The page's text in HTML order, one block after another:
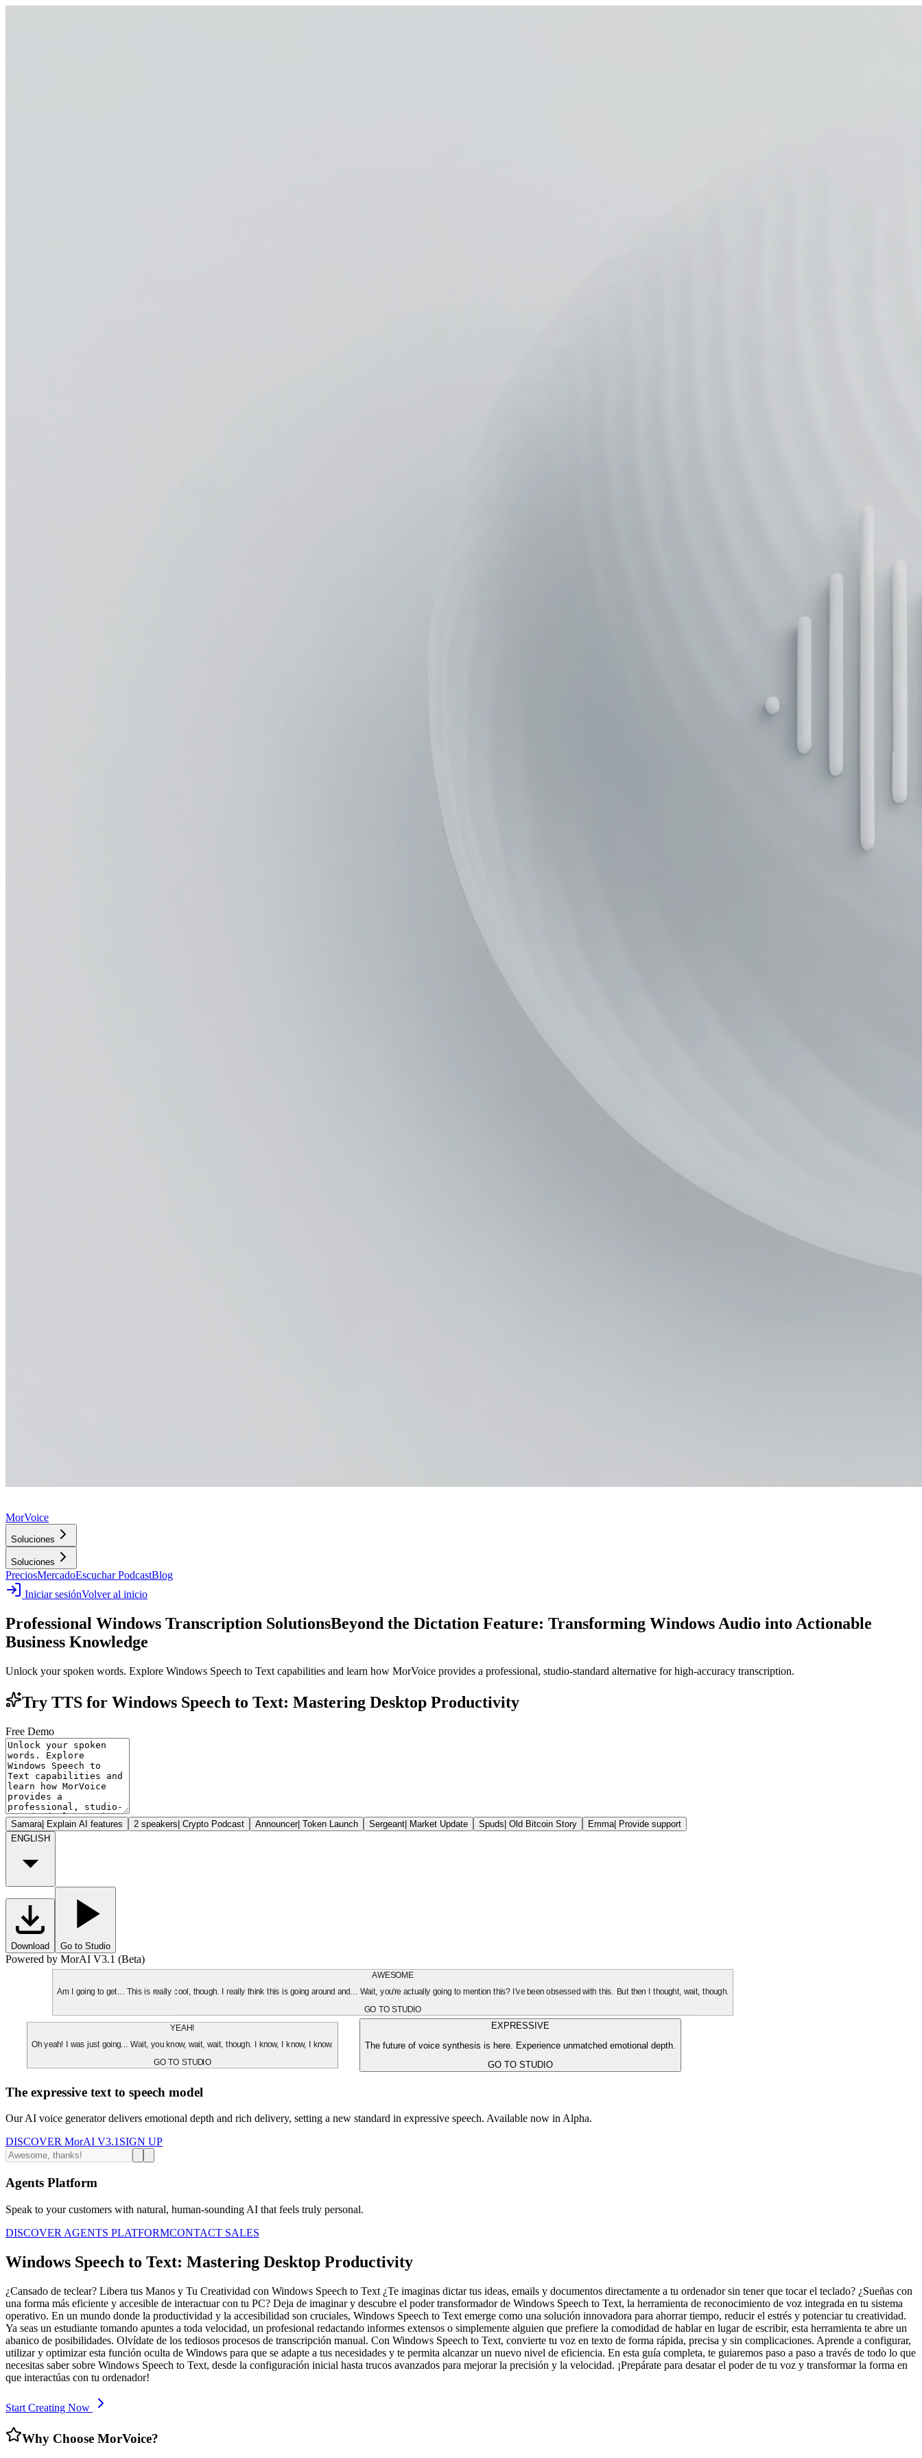
MorVoice
Soluciones
Soluciones
PreciosMercadoEscuchar PodcastBlog
Iniciar sesiónVolver al inicio
Professional Windows Transcription SolutionsBeyond the Dictation Feature: Transforming Windows Audio into Actionable
Business Knowledge
Unlock your spoken words. Explore Windows Speech to Text capabilities and learn how MorVoice provides a professional, studio-standard alternative for high-accuracy transcription.
Try TTS for Windows Speech to Text: Mastering Desktop Productivity
Free Demo
Samara| Explain AI features 2 speakers| Crypto Podcast Announcer| Token Launch Sergeant| Market Update Spuds| Old Bitcoin Story Emma| Provide support
ENGLISH
Download Go to Studio
Powered by MorAI V3.1 (Beta)
AWESOME
Am I going to get... This is really cool, though. I really think this is going around and... Wait, you're actually going to mention this? I've been obsessed with this. But then I thought, wait, though.
GO TO STUDIO
YEAH!
Oh yeah! I was just going... Wait, you know, wait, wait, though. I know, I know, I know.
GO TO STUDIO
EXPRESSIVE
The future of voice synthesis is here. Experience unmatched emotional depth.
GO TO STUDIO
The expressive text to speech model
Our AI voice generator delivers emotional depth and rich delivery, setting a new standard in expressive speech. Available now in Alpha.
DISCOVER MorAI V3.1 SIGN UP
Agents Platform
Speak to your customers with natural, human-sounding AI that feels truly personal.
DISCOVER AGENTS PLATFORMCONTACT SALES
Windows Speech to Text: Mastering Desktop Productivity
¿Cansado de teclear? Libera tus Manos y Tu Creatividad con Windows Speech to Text ¿Te imaginas dictar tus ideas, emails y documentos directamente a tu ordenador sin tener que tocar el teclado? ¿Sueñas con
una forma más eficiente y accesible de interactuar con tu PC? Deja de imaginar y descubre el poder transformador de Windows Speech to Text, la herramienta de reconocimiento de voz integrada en tu sistema
operativo. En un mundo donde la productividad y la accesibilidad son cruciales, Windows Speech to Text emerge como una solución innovadora para ahorrar tiempo, reducir el estrés y potenciar tu creatividad.
Ya seas un estudiante tomando apuntes a toda velocidad, un profesional redactando informes extensos o simplemente alguien que prefiere la comodidad de hablar en lugar de escribir, esta herramienta te abre un
abanico de posibilidades. Olvídate de los tediosos procesos de transcripción manual. Con Windows Speech to Text, convierte tu voz en texto de forma rápida, precisa y sin complicaciones. Aprende a configurar,
utilizar y optimizar esta función oculta de Windows para que se adapte a tus necesidades y te permita alcanzar un nuevo nivel de eficiencia. En esta guía completa, te guiaremos paso a paso a través de todo lo que
necesitas saber sobre Windows Speech to Text, desde la configuración inicial hasta trucos avanzados para mejorar la precisión y la velocidad. ¡Prepárate para desatar el poder de tu voz y transformar la forma en
que interactúas con tu ordenador!
Start Creating Now
Why Choose MorVoice?